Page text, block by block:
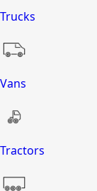
Trucks
Vans
Tractors